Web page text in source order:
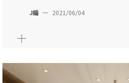
J編 — 2021/06/04